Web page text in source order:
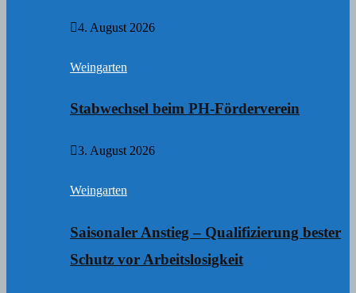
4. August 2026
Weingarten
Stabwechsel beim PH-Förderverein
3. August 2026
Weingarten
Saisonaler Anstieg – Qualifizierung bester
Schutz vor Arbeitslosigkeit